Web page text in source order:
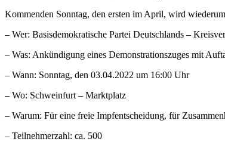
Kommenden Sonntag, den ersten im April, wird
– Wer: Basisdemokratische Partei Deutschlands –
– Was: Ankündigung eines Demonstrationszuges mit
– Wann: Sonntag, den 03.04.2022 um 16:00 Uhr
– Wo: Schweinfurt – Marktplatz
– Warum: Für eine freie Impfentscheidung, für
– Teilnehmerzahl: ca. 500